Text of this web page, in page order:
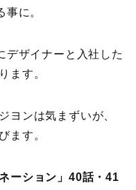
に。
デザイナーと入社した
ます。
ヨンは気まずいが、
ます。
ーション」40話・41